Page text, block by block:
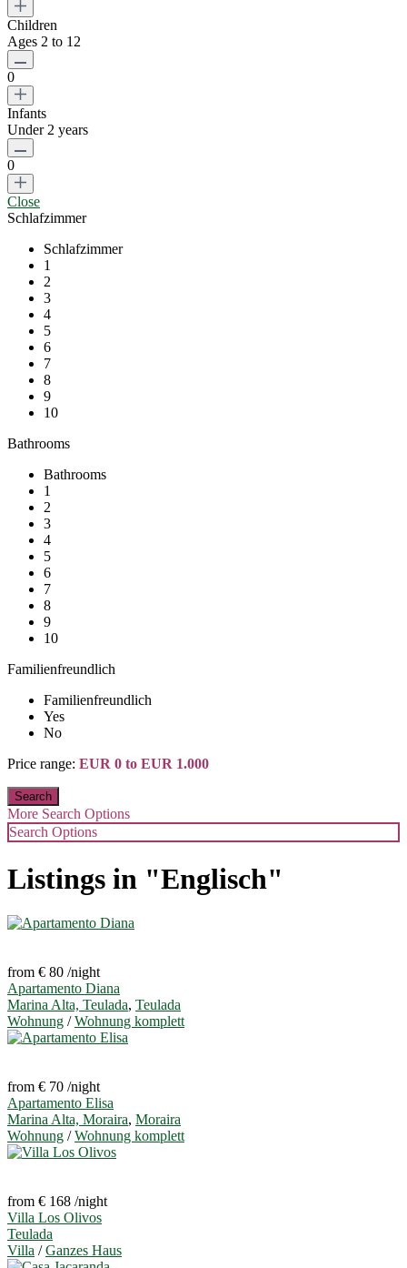
Children
Ages 2 to 12
0
Infants
Under 2 years
0
Close
Schlafzimmer
Schlafzimmer
1
2
3
4
5
6
7
8
9
10
Bathrooms
Bathrooms
1
2
3
4
5
6
7
8
9
10
Familienfreundlich
Familienfreundlich
Yes
No
Price range: EUR 0 to EUR 1.000
More Search Options
Search Options
Listings in "Englisch"
from € 80 /night
Apartamento Diana
Marina Alta, Teulada, Teulada
Wohnung /Wohnung komplett
from € 70 /night
Apartamento Elisa
Marina Alta, Moraira, Moraira
Wohnung /Wohnung komplett
from € 168 /night
Villa Los Olivos
Teulada
Villa /Ganzes Haus